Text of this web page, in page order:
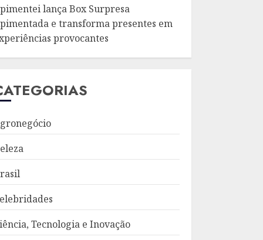
lança Box Surpresa
e transforma presentes em
provocantes
Tecnologia e Inovação